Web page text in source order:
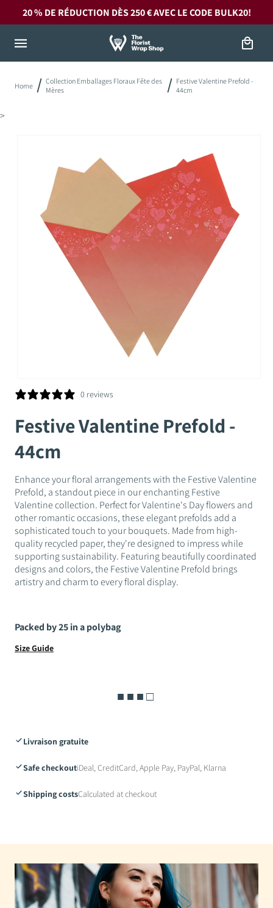
passer
au
20 % DE RÉDUCTION DÈS 250 € AVEC LE CODE BULK20!
Panier
Home
Collection Emballages Floraux Fête des
Mères
Festive Valentine Prefold -
44cm
>
le
média
dans
une
modale
0 reviews
Festive Valentine Prefold -
44cm
Enhance your floral arrangements with the Festive Valentine
Prefold, a standout piece in our enchanting Festive
Valentine collection. Perfect for Valentine's Day flowers and
other romantic occasions, these elegant prefolds add a
sophisticated touch to your bouquets. Made from high-
quality recycled paper, they're designed to impress while
supporting sustainability. Featuring beautifully coordinated
designs and colors, the Festive Valentine Prefold brings
artistry and charm to every floral display.
Packed by 25 in a polybag
Size Guide
■ ■ ■ □
Livraison gratuite
Safe checkoutiDeal, CreditCard, Apple Pay, PayPal, Klarna
Shipping costsCalculated at checkout